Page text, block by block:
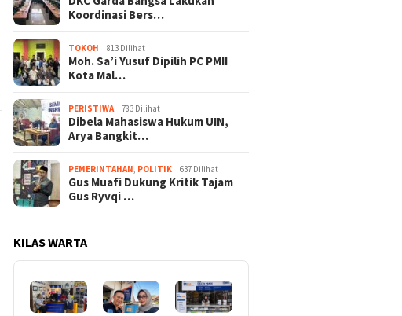
Koordinasi Bers…
TOKOH 813 Dilihat
Moh. Sa’i Yusuf Dipilih PC PMII
Kota Mal…
PERISTIWA 783 Dilihat
Dibela Mahasiswa Hukum UIN,
Arya Bangkit…
PEMERINTAHAN, POLITIK 637 Dilihat
Gus Muafi Dukung Kritik Tajam
Gus Ryvqi …
KILAS WARTA